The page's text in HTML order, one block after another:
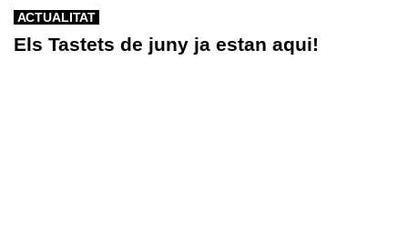
ACTUALITAT
Els Tastets de juny ja estan aqui!